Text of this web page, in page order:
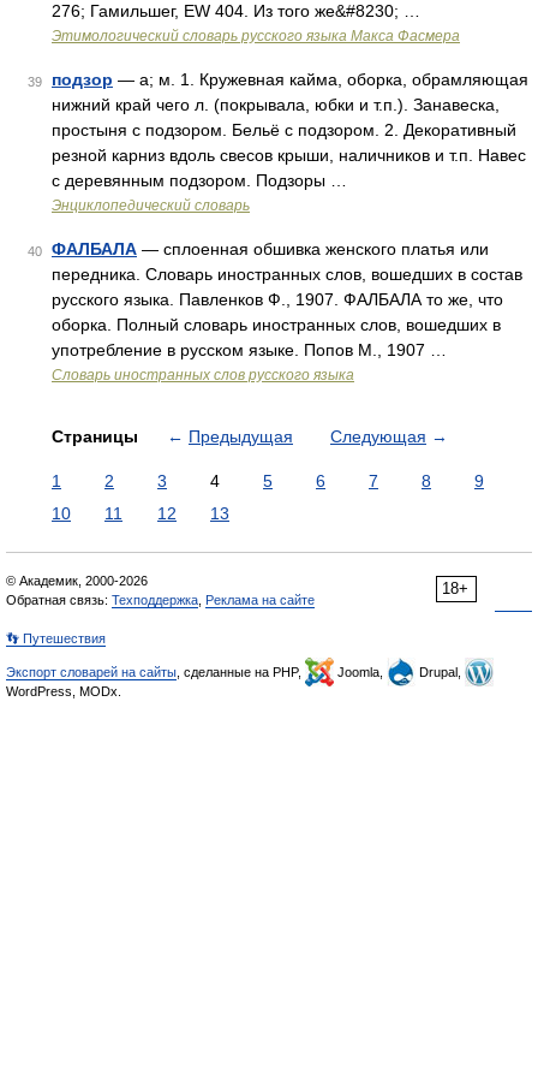
276; Гамильшег, ЕW 404. Из того же&#8230; …
Этимологический словарь русского языка Макса Фасмера
39 подзор — а; м. 1. Кружевная кайма, оборка, обрамляющая
нижний край чего л. (покрывала, юбки и т.п.). Занавеска,
простыня с подзором. Бельё с подзором. 2. Декоративный
резной карниз вдоль свесов крыши, наличников и т.п. Навес
с деревянным подзором. Подзоры …
Энциклопедический словарь
40 ФАЛБАЛА — сплоенная обшивка женского платья или
передника. Словарь иностранных слов, вошедших в состав
русского языка. Павленков Ф., 1907. ФАЛБАЛА то же, что
оборка. Полный словарь иностранных слов, вошедших в
употребление в русском языке. Попов М., 1907 …
Словарь иностранных слов русского языка
Страницы ← Предыдущая Следующая →
1 2 3 4 5 6 7 8
9
10
11 12 13
18+
© Академик, 2000-2026
Обратная связь: Техподдержка Реклама на сайте
👣 Путешествия
Экспорт словарей на сайты , сделанные на PHP, Joomla,
Drupal,
WordPress, MODx.